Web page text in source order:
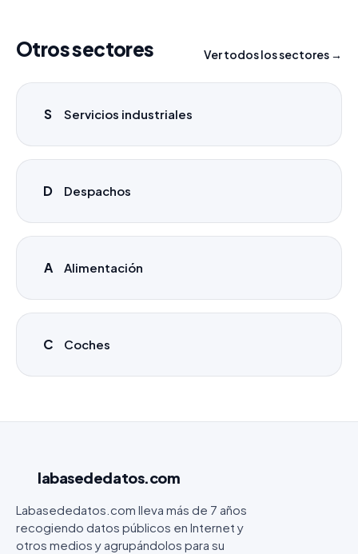
Otros sectores Ver todos los sectores →
S Servicios industriales
D Despachos
A Alimentación
C Coches
labasededatos.com
Labasededatos.com lleva más de 7 años
recogiendo datos públicos en Internet y
otros medios y agrupándolos para su